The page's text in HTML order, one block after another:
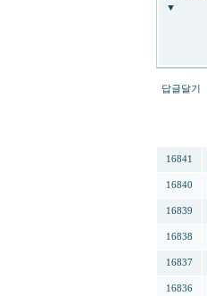
▼
답글달기
16841
16840
16839
16838
16837
16836